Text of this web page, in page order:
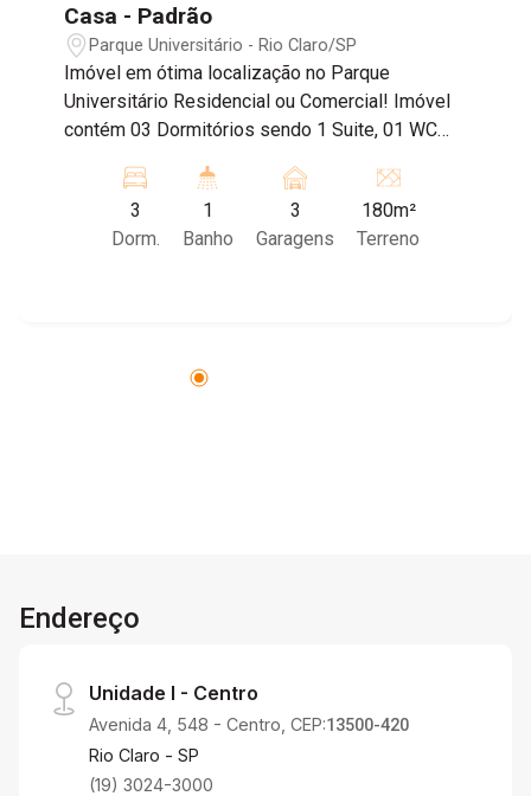
Casa - Padrão
Parque Universitário - Rio Claro/SP
Imóvel em ótima localização no Parque
Universitário Residencial ou Comercial! Imóvel
contém 03 Dormitórios sendo 1 Suite, 01 WC
Copa, 01 Cozinha com Área de Lazer integrada
com Churrasqueira e Amplo Espaço, 01 Area de
Serviço, 02 Corredores Laterais e 03 Vagas de
3
Dorm.
1
Banho
3
Garagens
180m²
Terreno
Endereço
Unidade I - Centro
Avenida 4, 548 - Centro, CEP:13500-420
Rio Claro - SP
(19) 3024-3000